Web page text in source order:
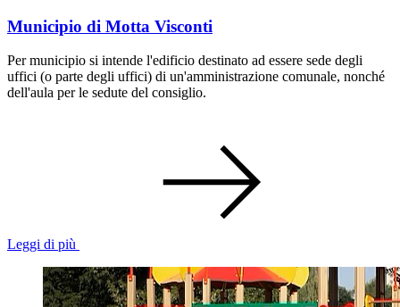
Municipio di Motta Visconti
Per municipio si intende l'edificio destinato ad essere sede degli
uffici (o parte degli uffici) di un'amministrazione comunale, nonché
dell'aula per le sedute del consiglio.
Leggi di più